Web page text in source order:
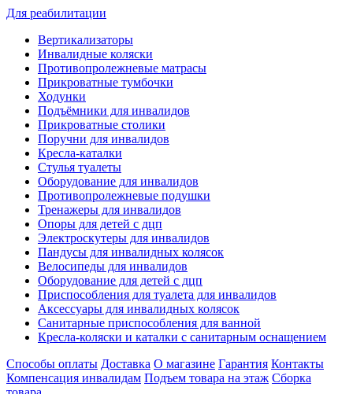
Для реабилитации
Вертикализаторы
Инвалидные коляски
Противопролежневые матрасы
Прикроватные тумбочки
Ходунки
Подъёмники для инвалидов
Прикроватные столики
Поручни для инвалидов
Кресла-каталки
Стулья туалеты
Оборудование для инвалидов
Противопролежневые подушки
Тренажеры для инвалидов
Опоры для детей с дцп
Электроскутеры для инвалидов
Пандусы для инвалидных колясок
Велосипеды для инвалидов
Оборудование для детей с дцп
Приспособления для туалета для инвалидов
Аксессуары для инвалидных колясок
Санитарные приспособления для ванной
Кресла-коляски и каталки с санитарным оснащением
Способы оплаты Доставка О магазине Гарантия Контакты
Компенсация инвалидам Подъем товара на этаж Сборка